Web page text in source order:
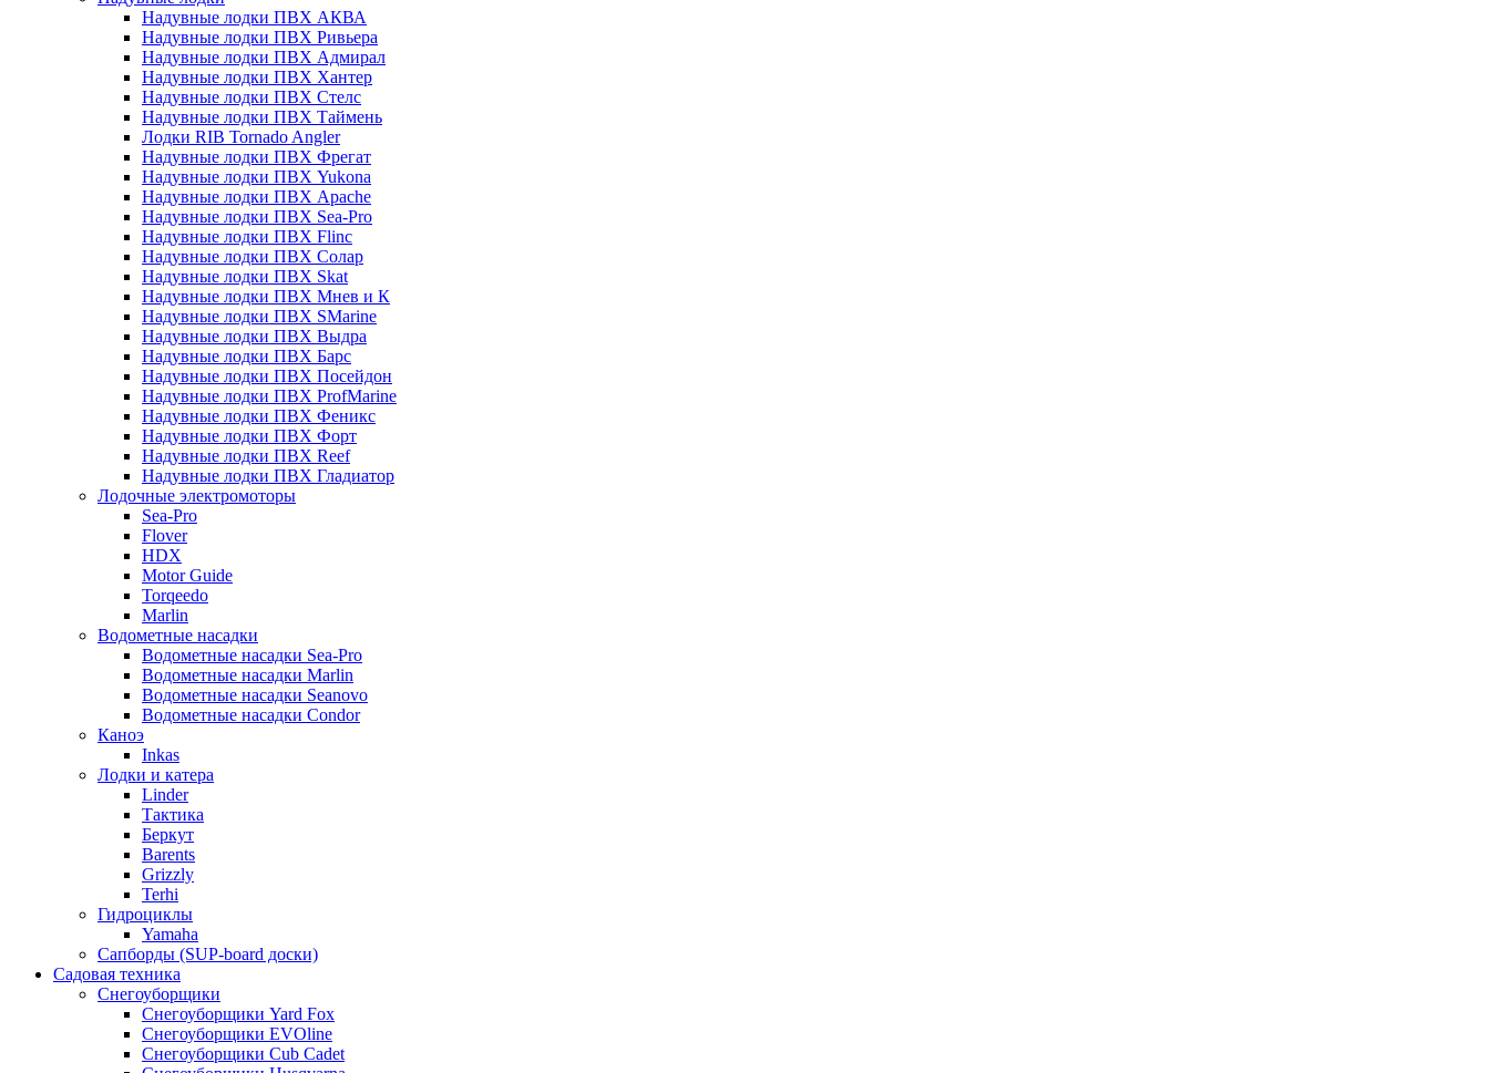
Надувные лодки ПВХ АКВА
Надувные лодки ПВХ Ривьера
Надувные лодки ПВХ Адмирал
Надувные лодки ПВХ Хантер
Надувные лодки ПВХ Стелс
Надувные лодки ПВХ Таймень
Лодки RIB Tornado Angler
Надувные лодки ПВХ Фрегат
Надувные лодки ПВХ Yukona
Надувные лодки ПВХ Apache
Надувные лодки ПВХ Sea-Pro
Надувные лодки ПВХ Flinc
Надувные лодки ПВХ Солар
Надувные лодки ПВХ Skat
Надувные лодки ПВХ Мнев и К
Надувные лодки ПВХ SMarine
Надувные лодки ПВХ Выдра
Надувные лодки ПВХ Барс
Надувные лодки ПВХ Посейдон
Надувные лодки ПВХ ProfMarine
Надувные лодки ПВХ Феникс
Надувные лодки ПВХ Форт
Надувные лодки ПВХ Reef
Надувные лодки ПВХ Гладиатор
Лодочные электромоторы
Sea-Pro
Flover
HDX
Motor Guide
Torqeedo
Marlin
Водометные насадки
Водометные насадки Sea-Pro
Водометные насадки Marlin
Водометные насадки Seanovo
Водометные насадки Condor
Каноэ
Inkas
Лодки и катера
Linder
Тактика
Беркут
Barents
Grizzly
Terhi
Гидроциклы
Yamaha
Сапборды (SUP-board доски)
Садовая техника
Снегоуборщики
Снегоуборщики Yard Fox
Снегоуборщики EVOline
Снегоуборщики Cub Cadet